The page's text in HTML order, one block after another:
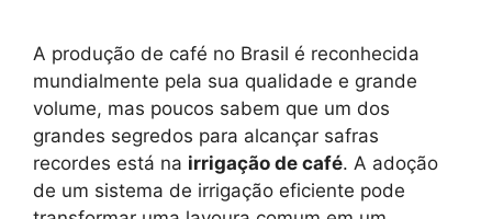
A produção de café no Brasil é reconhecida
mundialmente pela sua qualidade e grande
volume, mas poucos sabem que um dos
grandes segredos para alcançar safras
recordes está na irrigação de café. A adoção
de um sistema de irrigação eficiente pode